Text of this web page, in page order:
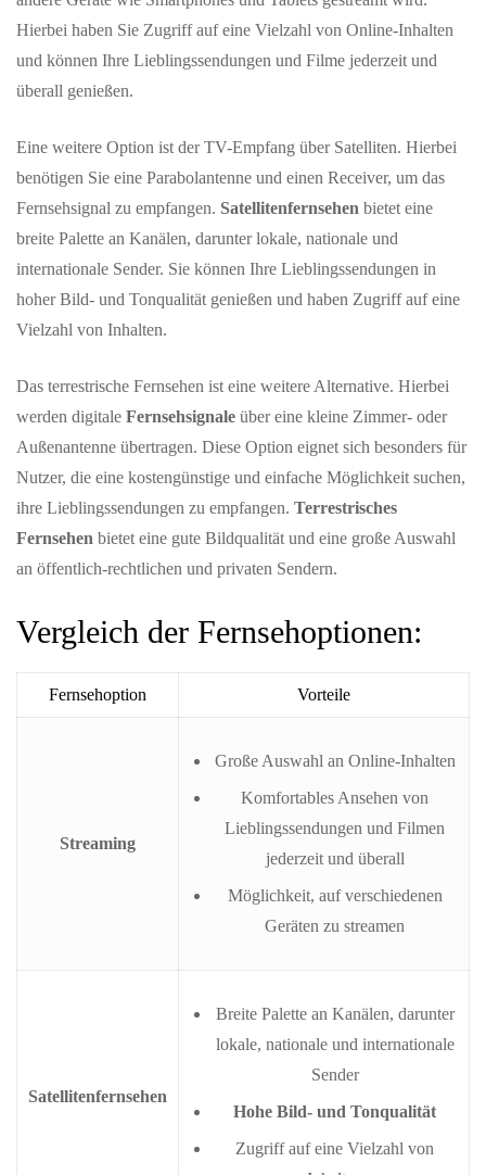
Hierbei haben Sie Zugriff auf eine Vielzahl von Online-Inhalten
und können Ihre Lieblingssendungen und Filme jederzeit und
überall genießen.
Eine weitere Option ist der TV-Empfang über Satelliten. Hierbei
benötigen Sie eine Parabolantenne und einen Receiver, um das
Fernsehsignal zu empfangen. Satellitenfernsehen bietet eine
breite Palette an Kanälen, darunter lokale, nationale und
internationale Sender. Sie können Ihre Lieblingssendungen in
hoher Bild- und Tonqualität genießen und haben Zugriff auf eine
Vielzahl von Inhalten.
Das terrestrische Fernsehen ist eine weitere Alternative. Hierbei
werden digitale Fernsehsignale über eine kleine Zimmer- oder
Außenantenne übertragen. Diese Option eignet sich besonders für
Nutzer, die eine kostengünstige und einfache Möglichkeit suchen,
ihre Lieblingssendungen zu empfangen. Terrestrisches
Fernsehen bietet eine gute Bildqualität und eine große Auswahl
an öffentlich-rechtlichen und privaten Sendern.
Vergleich der Fernsehoptionen:
Fernsehoption Vorteile
Streaming
Große Auswahl an Online-Inhalten
Komfortables Ansehen von
Lieblingssendungen und Filmen
jederzeit und überall
Möglichkeit, auf verschiedenen
Geräten zu streamen
Satellitenfernsehen
Breite Palette an Kanälen, darunter
lokale, nationale und internationale
Sender
Hohe Bild- und Tonqualität
Zugriff auf eine Vielzahl von